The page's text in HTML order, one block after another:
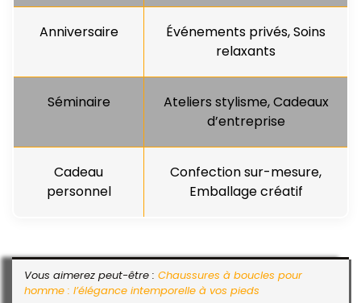
Anniversaire
Événements privés, Soins
relaxants
Séminaire
Ateliers stylisme, Cadeaux
d’entreprise
Cadeau
personnel
Confection sur-mesure,
Emballage créatif
Vous aimerez peut-être : Chaussures à boucles pour
homme : l’élégance intemporelle à vos pieds